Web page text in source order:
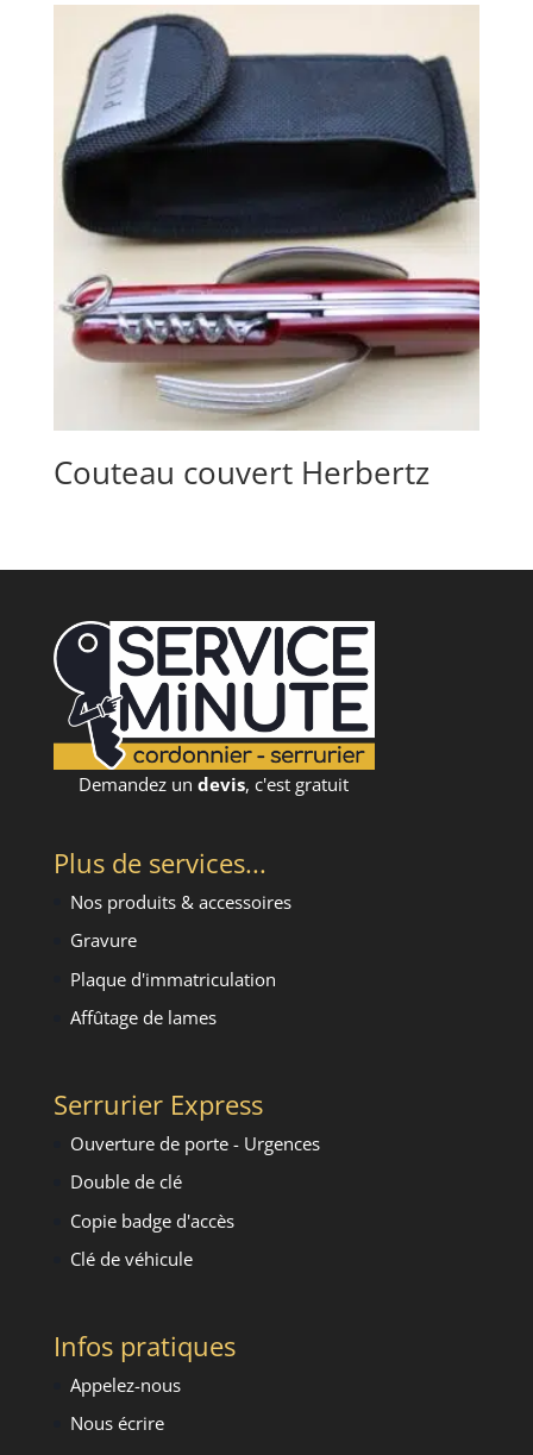
Couteau couvert Herbertz
Demandez undevis, c'est gratuit
Plus de services...
Nos produits & accessoires
Gravure
Plaque d'immatriculation
Affûtage de lames
Serrurier Express
Ouverture de porte - Urgences
Double de clé
Copie badge d'accès
Clé de véhicule
Infos pratiques
Appelez-nous
Nous écrire